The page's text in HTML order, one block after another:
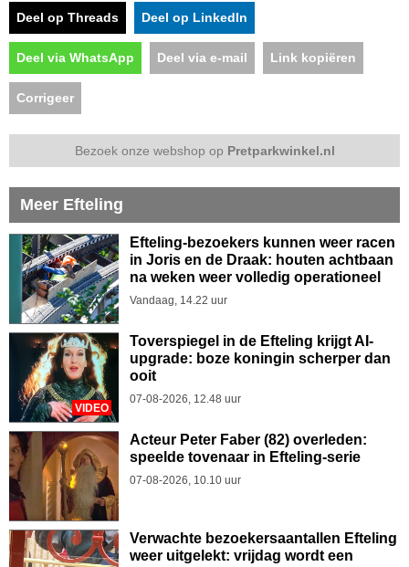
Deel op Threads Deel op LinkedIn
Deel via WhatsApp Deel via e-mail Link kopiëren
Corrigeer
Bezoek onze webshop op Pretparkwinkel.nl
Meer Efteling
Efteling-bezoekers kunnen weer racen
in Joris en de Draak: houten achtbaan
na weken weer volledig operationeel
Vandaag, 14.22 uur
VIDEO
Toverspiegel in de Efteling krijgt AI-
upgrade: boze koningin scherper dan
ooit
07-08-2026, 12.48 uur
Acteur Peter Faber (82) overleden:
speelde tovenaar in Efteling-serie
07-08-2026, 10.10 uur
Verwachte bezoekersaantallen Efteling
weer uitgelekt: vrijdag wordt een